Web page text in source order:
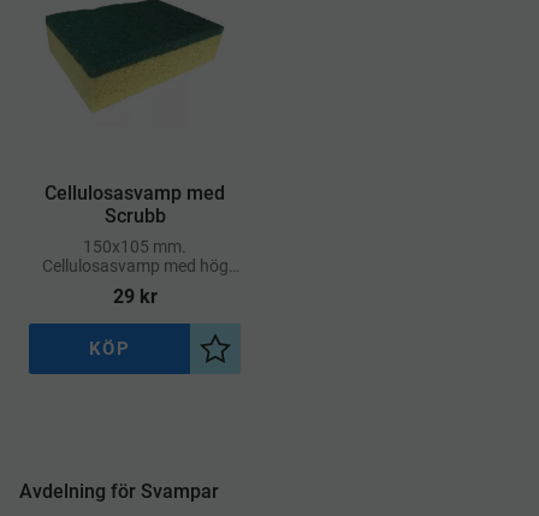
Cellulosasvamp med
Scrubb
150x105 mm.
Cellulosasvamp med hög
vattenupptagningsförmåga
. Baksidan sidan har grön
"skrubbyta" med slipeffekt
29kr
Lägg till i önskelista
KÖP
Avdelning för Svampar